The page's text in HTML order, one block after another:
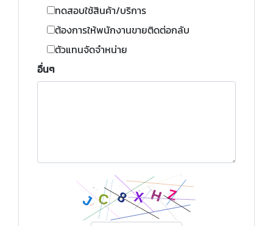
ทดสอบใช้สินค้า/บริการ
ต้องการให้พนักงานขายติดต่อกลับ
ตัวแทนจัดจำหน่าย
อื่นๆ